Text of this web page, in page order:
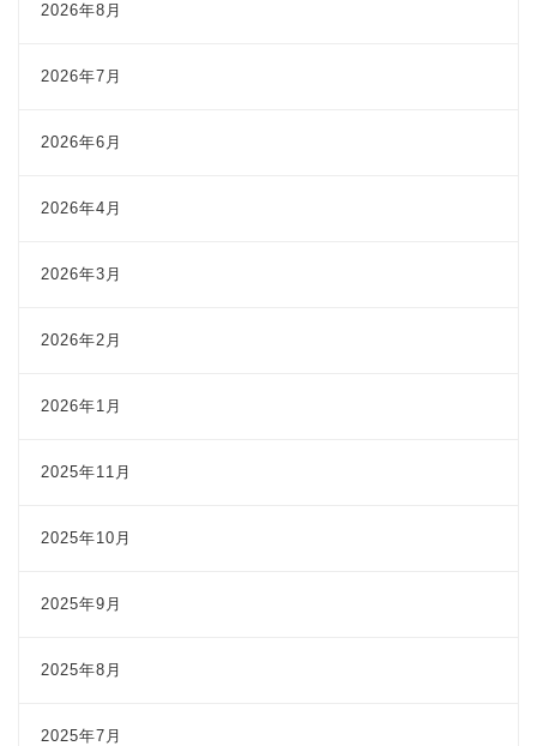
2026年8月
2026年7月
2026年6月
2026年4月
2026年3月
2026年2月
2026年1月
2025年11月
2025年10月
2025年9月
2025年8月
2025年7月